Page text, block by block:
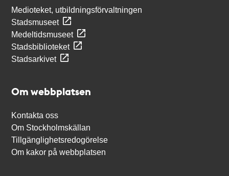
Medioteket, utbildningsförvaltningen
Stadsmuseet
Medeltidsmuseet
Stadsbiblioteket
Stadsarkivet
Om webbplatsen
Kontakta oss
Om Stockholmskällan
Tillgänglighetsredogörelse
Om kakor på webbplatsen